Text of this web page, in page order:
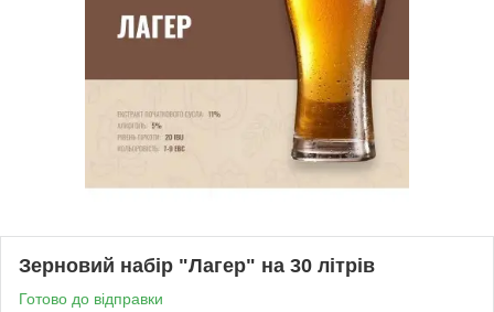
Зерновий набір "Лагер" на 30 літрів
Готово до відправки